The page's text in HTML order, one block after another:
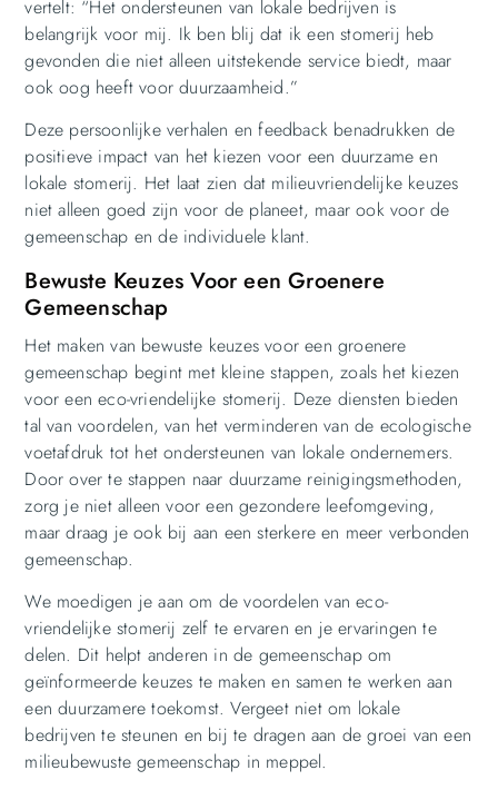
vertelt: “Het ondersteunen van lokale bedrijven is
belangrijk voor mij. Ik ben blij dat ik een stomerij heb
gevonden die niet alleen uitstekende service biedt, maar
ook oog heeft voor duurzaamheid.”
Deze persoonlijke verhalen en feedback benadrukken de
positieve impact van het kiezen voor een duurzame en
lokale stomerij. Het laat zien dat milieuvriendelijke keuzes
niet alleen goed zijn voor de planeet, maar ook voor de
gemeenschap en de individuele klant.
Bewuste Keuzes Voor een Groenere
Gemeenschap
Het maken van bewuste keuzes voor een groenere
gemeenschap begint met kleine stappen, zoals het kiezen
voor een eco-vriendelijke stomerij. Deze diensten bieden
tal van voordelen, van het verminderen van de ecologische
voetafdruk tot het ondersteunen van lokale ondernemers.
Door over te stappen naar duurzame reinigingsmethoden,
zorg je niet alleen voor een gezondere leefomgeving,
maar draag je ook bij aan een sterkere en meer verbonden
gemeenschap.
We moedigen je aan om de voordelen van eco-
vriendelijke stomerij zelf te ervaren en je ervaringen te
delen. Dit helpt anderen in de gemeenschap om
geïnformeerde keuzes te maken en samen te werken aan
een duurzamere toekomst. Vergeet niet om lokale
bedrijven te steunen en bij te dragen aan de groei van een
milieubewuste gemeenschap in meppel.